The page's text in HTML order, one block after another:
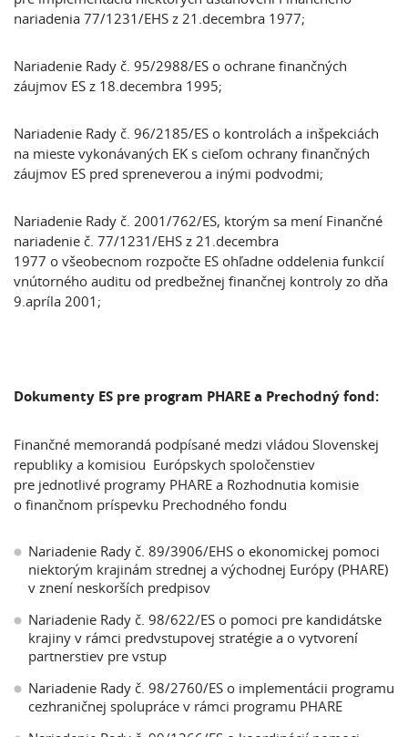
nariadenia 77/1231/EHS z 21.decembra 1977;
Nariadenie Rady č. 95/2988/ES o ochrane finančných
záujmov ES z 18.decembra 1995;
Nariadenie Rady č. 96/2185/ES o kontrolách a inšpekciách
na mieste vykonávaných EK s cieľom ochrany finančných
záujmov ES pred spreneverou a inými podvodmi;
Nariadenie Rady č. 2001/762/ES, ktorým sa mení Finančné
nariadenie č. 77/1231/EHS z 21.decembra
1977 o všeobecnom rozpočte ES ohľadne oddelenia funkcií
vnútorného auditu od predbežnej finančnej kontroly zo dňa
9.apríla 2001;
Dokumenty ES pre program PHARE a Prechodný fond:
Finančné memorandá podpísané medzi vládou Slovenskej
republiky a komisiou Európskych spoločenstiev
pre jednotlivé programy PHARE a Rozhodnutia komisie
o finančnom príspevku Prechodného fondu
Nariadenie Rady č. 89/3906/EHS o ekonomickej pomoci
niektorým krajinám strednej a východnej Európy (PHARE)
v znení neskorších predpisov
Nariadenie Rady č. 98/622/ES o pomoci pre kandidátske
krajiny v rámci predvstupovej stratégie a o vytvorení
partnerstiev pre vstup
Nariadenie Rady č. 98/2760/ES o implementácii programu
cezhraničnej spolupráce v rámci programu PHARE